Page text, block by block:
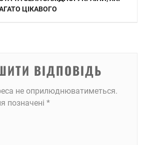
ЦІКАВОГО
ВІДПОВІДЬ
не оприлюднюватиметься.
позначені *